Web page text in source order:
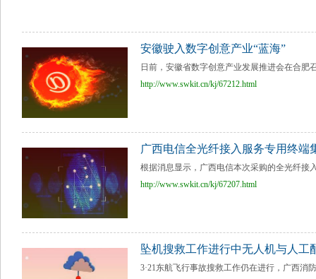
安徽驶入数字创意产业“蓝海”
日前，安徽省数字创意产业发展推进会在合肥
http://www.swkit.cn/kj/67212.html
广西电信全光纤接入服务专用终端
根据消息显示，广西电信本次采购的全光纤接
http://www.swkit.cn/kj/67207.html
坠机搜救工作进行中无人机与人工
3·21东航飞行事故搜救工作仍在进行，广西消